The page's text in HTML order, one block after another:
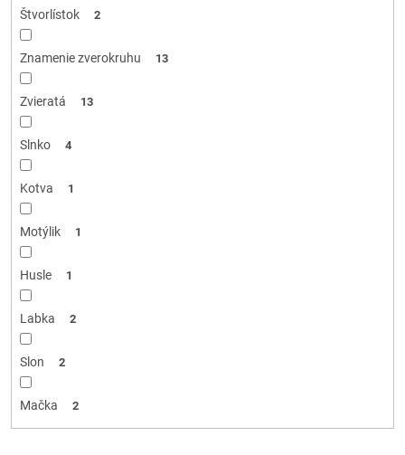
Štvorlístok 2
Znamenie zverokruhu 13
Zvieratá 13
Slnko 4
Kotva 1
Motýlik 1
Husle 1
Labka 2
Slon 2
Mačka 2